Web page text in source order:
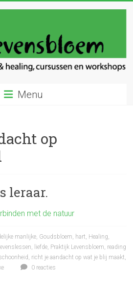
Menu
op
leraar.
met de natuur
manlijke, Goudsbloem, hart, Healing,
levenslessen, liefde, Praktijk Levensbloem, reading
, richt je aandacht op wat je blij maakt,
0 reacties